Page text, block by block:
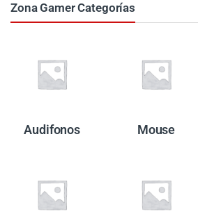
Zona Gamer Categorías
Audifonos Mouse